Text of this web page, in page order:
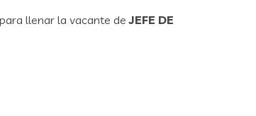
para llenar la vacante deJEFE DE